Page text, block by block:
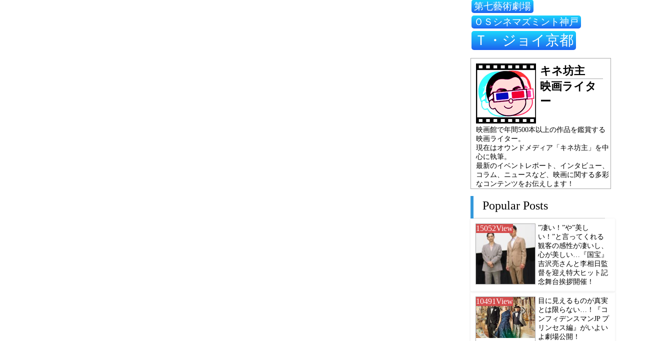
第七藝術劇場
ＯＳシネマズミント神戸
Ｔ・ジョイ京都
キネ坊主
映画ライタ
ー
映画館で年間500本以上の作品を鑑賞する
映画ライター。
現在はオウンドメディア「キネ坊主」を中
心に執筆。
最新のイベントレポート、インタビュー、
コラム、ニュースなど、映画に関する多彩
なコンテンツをお伝えします！
Popular Posts
15052View
”凄い！”や”美し
い！”と言ってくれる
観客の感性が凄いし、
心が美しい…『国宝』
吉沢亮さんと李相日監
督を迎え特大ヒット記
念舞台挨拶開催！
10491View
目に見えるものが真実
とは限らない…！『コ
ンフィデンスマンJP プ
リンセス編』がいよい
よ劇場公開！